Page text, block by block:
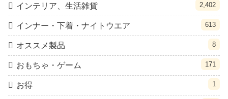
インテリア、生活雑貨 2,402
インナー・下着・ナイトウエア 613
オススメ製品 8
おもちゃ・ゲーム 171
お得 1